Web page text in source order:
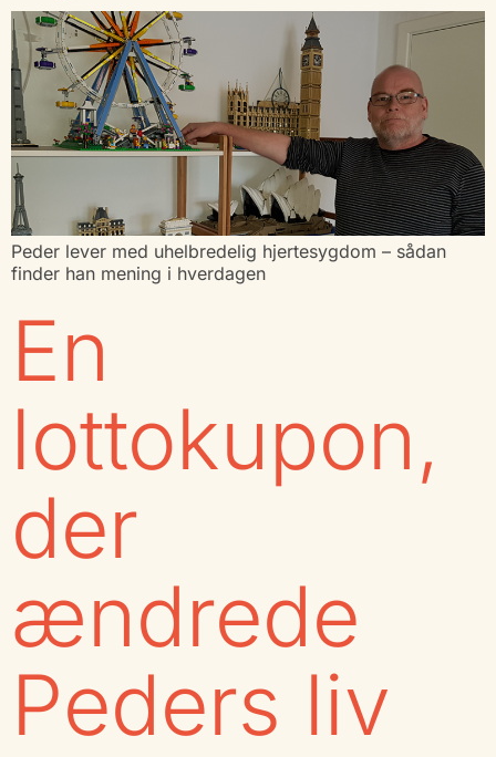
Peder lever med uhelbredelig hjertesygdom – sådan
finder han mening i hverdagen
En
lottokupon,
der
ændrede
Peders liv